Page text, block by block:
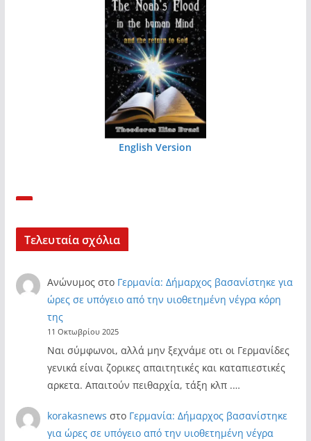
English Version
Τελευταία σχόλια
Ανώνυμος στο Γερμανία: Δήμαρχος βασανίστηκε για
ώρες σε υπόγειο από την υιοθετημένη νέγρα κόρη
της
11 Οκτωβρίου 2025
Ναι σύμφωνοι, αλλά μην ξεχνάμε οτι οι Γερμανίδες
γενικά είναι ζορικες απαιτητικές και καταπιεστικές
αρκετα. Απαιτούν πειθαρχία, τάξη κλπ .…
korakasnews στο Γερμανία: Δήμαρχος βασανίστηκε
για ώρες σε υπόγειο από την υιοθετημένη νέγρα